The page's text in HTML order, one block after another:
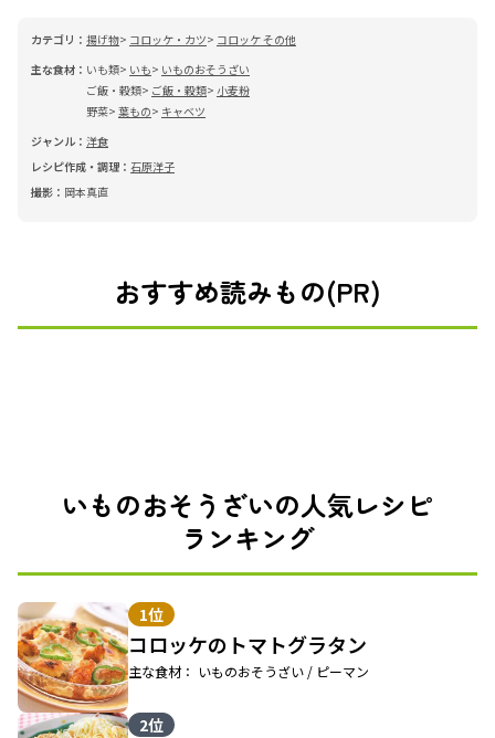
カテゴリ： 揚げ物 コロッケ・カツ
コロッケ その他
主な食材： いも類 いも
いものおそうざい
ご飯・穀類
ご飯・穀類
小麦粉
野菜 葉もの
キャベツ
ジャンル： 洋食
レシピ作成・調理： 石原洋子
撮影： 岡本真直
おすすめ読みもの(PR)
いものおそうざいの人気レシピ
ランキング
1位
コロッケのトマトグラタン
主な食材： いものおそうざい / ピーマン
2位